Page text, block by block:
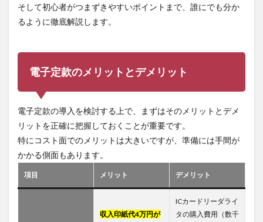
そして初心者がつまずきやすいポイントまで、誰にでも分か
るように徹底解説します。
電子定款のメリットとデメリット
電子定款の導入を検討する上で、まずはそのメリットとデメ
リットを正確に把握しておくことが重要です。
特にコスト面でのメリットは大きいですが、準備には手間が
かかる側面もあります。
項目 メリット デメリット
収入印紙代4万円が
ICカードリーダライ
タの購入費用（数千